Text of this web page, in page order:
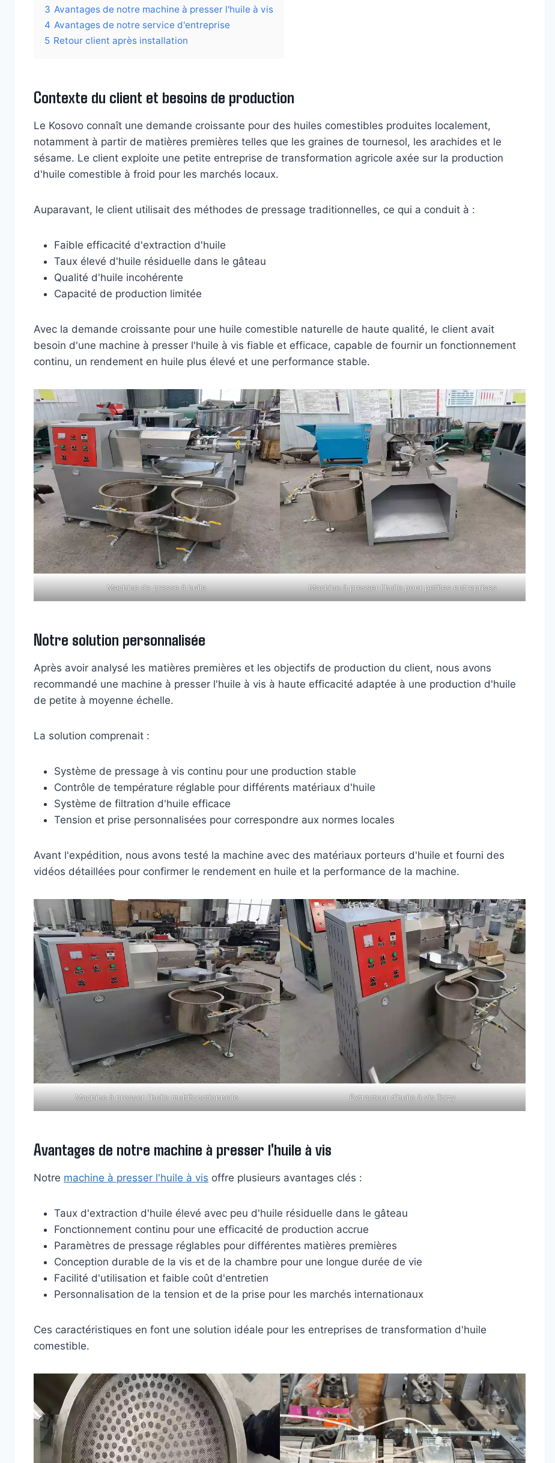
3 Avantages de notre machine à presser l'huile à vis
4 Avantages de notre service d'entreprise
5 Retour client après installation
Contexte du client et besoins de production
Le Kosovo connaît une demande croissante pour des huiles comestibles produites localement,
notamment à partir de matières premières telles que les graines de tournesol, les arachides et le
sésame. Le client exploite une petite entreprise de transformation agricole axée sur la production
d'huile comestible à froid pour les marchés locaux.
Auparavant, le client utilisait des méthodes de pressage traditionnelles, ce qui a conduit à :
Faible efficacité d'extraction d'huile
Taux élevé d'huile résiduelle dans le gâteau
Qualité d'huile incohérente
Capacité de production limitée
Avec la demande croissante pour une huile comestible naturelle de haute qualité, le client avait
besoin d'une machine à presser l'huile à vis fiable et efficace, capable de fournir un fonctionnement
continu, un rendement en huile plus élevé et une performance stable.
Machine de presse à huile Machine à presser l'huile pour petites entreprises
Notre solution personnalisée
Après avoir analysé les matières premières et les objectifs de production du client, nous avons
recommandé une machine à presser l'huile à vis à haute efficacité adaptée à une production d'huile
de petite à moyenne échelle.
La solution comprenait :
Système de pressage à vis continu pour une production stable
Contrôle de température réglable pour différents matériaux d'huile
Système de filtration d'huile efficace
Tension et prise personnalisées pour correspondre aux normes locales
Avant l'expédition, nous avons testé la machine avec des matériaux porteurs d'huile et fourni des
vidéos détaillées pour confirmer le rendement en huile et la performance de la machine.
Machine à presser l'huile multifonctionnelle Extracteur d’huile à vis Taizy
Avantages de notre machine à presser l'huile à vis
Notre machine à presser l'huile à vis offre plusieurs avantages clés :
Taux d'extraction d'huile élevé avec peu d'huile résiduelle dans le gâteau
Fonctionnement continu pour une efficacité de production accrue
Paramètres de pressage réglables pour différentes matières premières
Conception durable de la vis et de la chambre pour une longue durée de vie
Facilité d'utilisation et faible coût d'entretien
Personnalisation de la tension et de la prise pour les marchés internationaux
Ces caractéristiques en font une solution idéale pour les entreprises de transformation d'huile
comestible.